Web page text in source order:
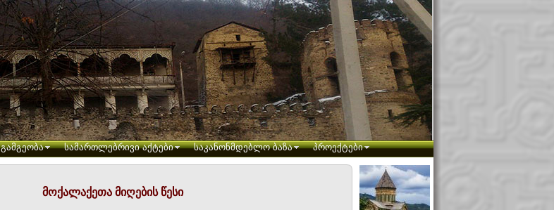
გამგეობა სამართლებრივი აქტები საკანონმდებლო ბაზა პროექტები
მოქალაქეთა მიღების წესი